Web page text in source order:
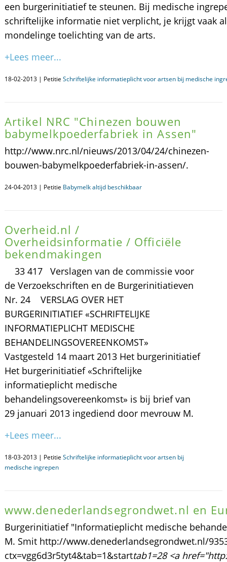
een burgerinitiatief te steunen. Bij medische
schriftelijke informatie niet verplicht, je krijgt vaak
mondelinge toelichting van de arts.
+Lees meer...
18-02-2013 | Petitie Schriftelijke informatieplicht voor artsen bij medische
Artikel NRC "Chinezen bouwen
babymelkpoederfabriek in Assen"
http://www.nrc.nl/nieuws/2013/04/24/chinezen-
bouwen-babymelkpoederfabriek-in-assen/.
24-04-2013 | Petitie Babymelk altijd beschikbaar
Overheid.nl /
Overheidsinformatie / Officiële
bekendmakingen
33 417 Verslagen van de commissie voor
de Verzoekschriften en de Burgerinitiatieven
Nr. 24 VERSLAG OVER HET
BURGERINITIATIEF «SCHRIFTELIJKE
INFORMATIEPLICHT MEDISCHE
BEHANDELINGSOVEREENKOMST»
Vastgesteld 14 maart 2013 Het burgerinitiatief
Het burgerinitiatief «Schriftelijke
informatieplicht medische
behandelingsovereenkomst» is bij brief van
29 januari 2013 ingediend door mevrouw M.
+Lees meer...
18-03-2013 | Petitie Schriftelijke informatieplicht voor artsen bij
medische ingrepen
www.denederlandsegrondwet.nl en
Burgerinitiatief "Informatieplicht medische
M. Smit http://www.denederlandsegrondwet.nl/
ctx=vgg6d3r5tyt4&tab=1&starttab1=28 <a